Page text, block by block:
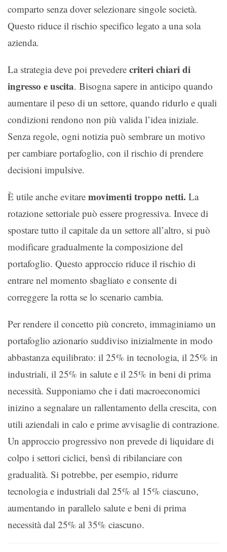
comparto senza dover selezionare singole società.
Questo riduce il rischio specifico legato a una sola
azienda.
La strategia deve poi prevedere criteri chiari di
ingresso e uscita. Bisogna sapere in anticipo quando
aumentare il peso di un settore, quando ridurlo e quali
condizioni rendono non più valida l’idea iniziale.
Senza regole, ogni notizia può sembrare un motivo
per cambiare portafoglio, con il rischio di prendere
decisioni impulsive.
È utile anche evitare movimenti troppo netti. La
rotazione settoriale può essere progressiva. Invece di
spostare tutto il capitale da un settore all’altro, si può
modificare gradualmente la composizione del
portafoglio. Questo approccio riduce il rischio di
entrare nel momento sbagliato e consente di
correggere la rotta se lo scenario cambia.
Per rendere il concetto più concreto, immaginiamo un
portafoglio azionario suddiviso inizialmente in modo
abbastanza equilibrato: il 25% in tecnologia, il 25% in
industriali, il 25% in salute e il 25% in beni di prima
necessità. Supponiamo che i dati macroeconomici
inizino a segnalare un rallentamento della crescita, con
utili aziendali in calo e prime avvisaglie di contrazione.
Un approccio progressivo non prevede di liquidare di
colpo i settori ciclici, bensì di ribilanciare con
gradualità. Si potrebbe, per esempio, ridurre
tecnologia e industriali dal 25% al 15% ciascuno,
aumentando in parallelo salute e beni di prima
necessità dal 25% al 35% ciascuno.